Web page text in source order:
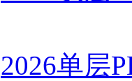
2026单层